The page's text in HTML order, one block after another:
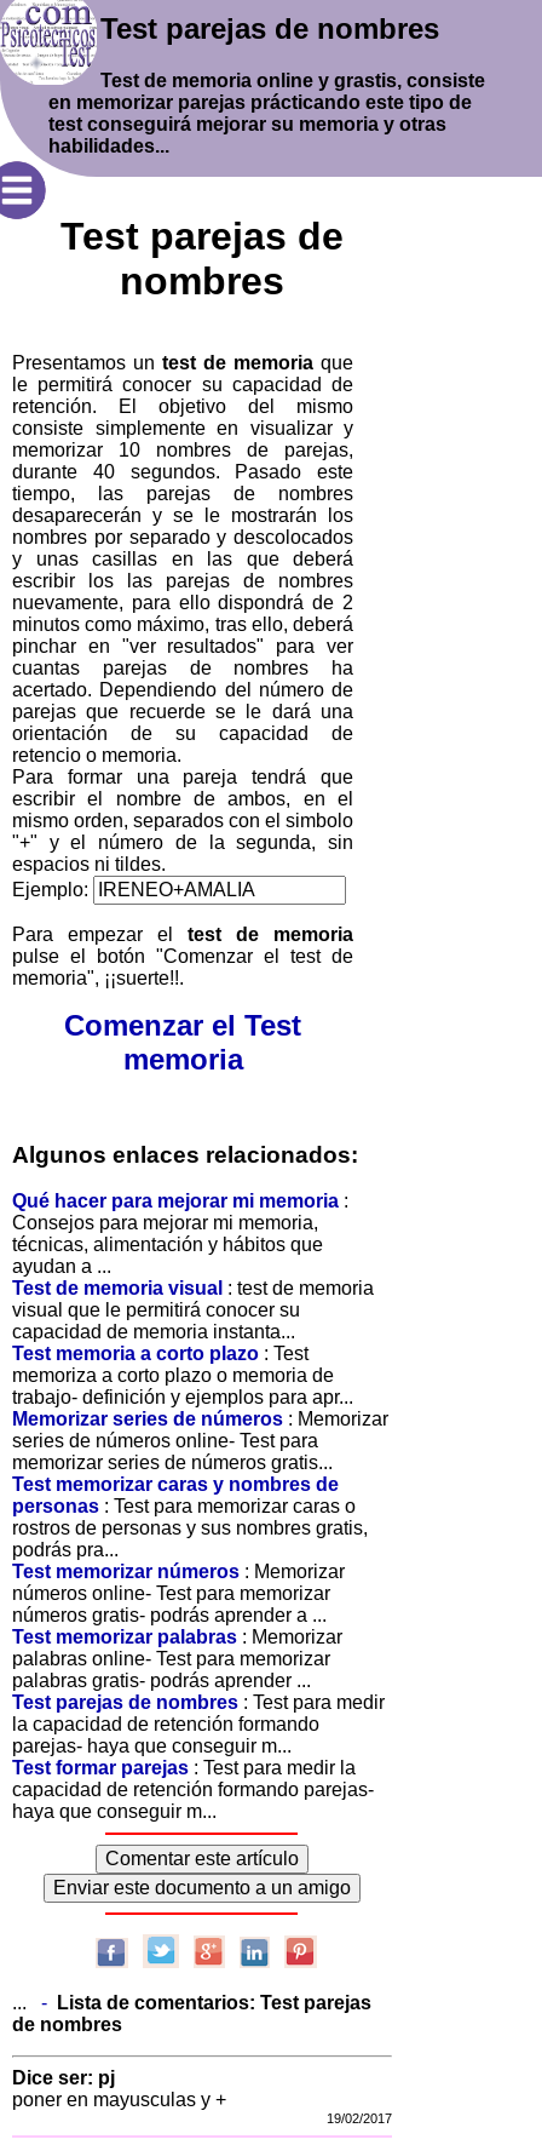
Test parejas de nombres
Test de memoria online y grastis, consiste
en memorizar parejas prácticando este tipo de
test conseguirá mejorar su memoria y otras
habilidades...
Test parejas de
nombres
Presentamos un test de memoria que
le permitirá conocer su capacidad de
retención. El objetivo del mismo
consiste simplemente en visualizar y
memorizar 10 nombres de parejas,
durante 40 segundos. Pasado este
tiempo, las parejas de nombres
desaparecerán y se le mostrarán los
nombres por separado y descolocados
y unas casillas en las que deberá
escribir los las parejas de nombres
nuevamente, para ello dispondrá de 2
minutos como máximo, tras ello, deberá
pinchar en "ver resultados" para ver
cuantas parejas de nombres ha
acertado. Dependiendo del número de
parejas que recuerde se le dará una
orientación de su capacidad de
retencio o memoria.
Para formar una pareja tendrá que
escribir el nombre de ambos, en el
mismo orden, separados con el simbolo
"+" y el número de la segunda, sin
espacios ni tildes.
Ejemplo:
Para empezar el test de memoria
pulse el botón "Comenzar el test de
memoria", ¡¡suerte!!.
Comenzar el Test
memoria
Algunos enlaces relacionados:
Qué hacer para mejorar mi memoria :
Consejos para mejorar mi memoria,
técnicas, alimentación y hábitos que
ayudan a ...
Test de memoria visual : test de memoria
visual que le permitirá conocer su
capacidad de memoria instanta...
Test memoria a corto plazo : Test
memoriza a corto plazo o memoria de
trabajo- definición y ejemplos para apr...
Memorizar series de números : Memorizar
series de números online- Test para
memorizar series de números gratis...
Test memorizar caras y nombres de
personas : Test para memorizar caras o
rostros de personas y sus nombres gratis,
podrás pra...
Test memorizar números : Memorizar
números online- Test para memorizar
números gratis- podrás aprender a ...
Test memorizar palabras : Memorizar
palabras online- Test para memorizar
palabras gratis- podrás aprender ...
Test parejas de nombres : Test para medir
la capacidad de retención formando
parejas- haya que conseguir m...
Test formar parejas : Test para medir la
capacidad de retención formando parejas-
haya que conseguir m...
... - Lista de comentarios: Test parejas
de nombres
Dice ser: pj
poner en mayusculas y +
19/02/2017